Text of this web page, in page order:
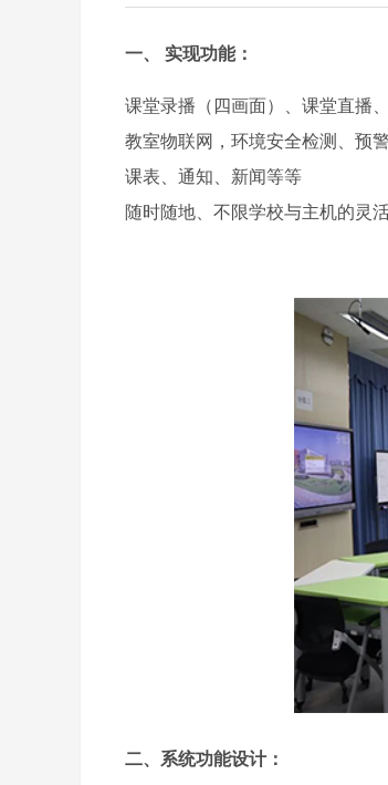
一、 实现功能：
课堂录播（四画面）、课堂直播
教室物联网，环境安全检测、预
课表、通知、新闻等等
随时随地、不限学校与主机的灵
二、系统功能设计：